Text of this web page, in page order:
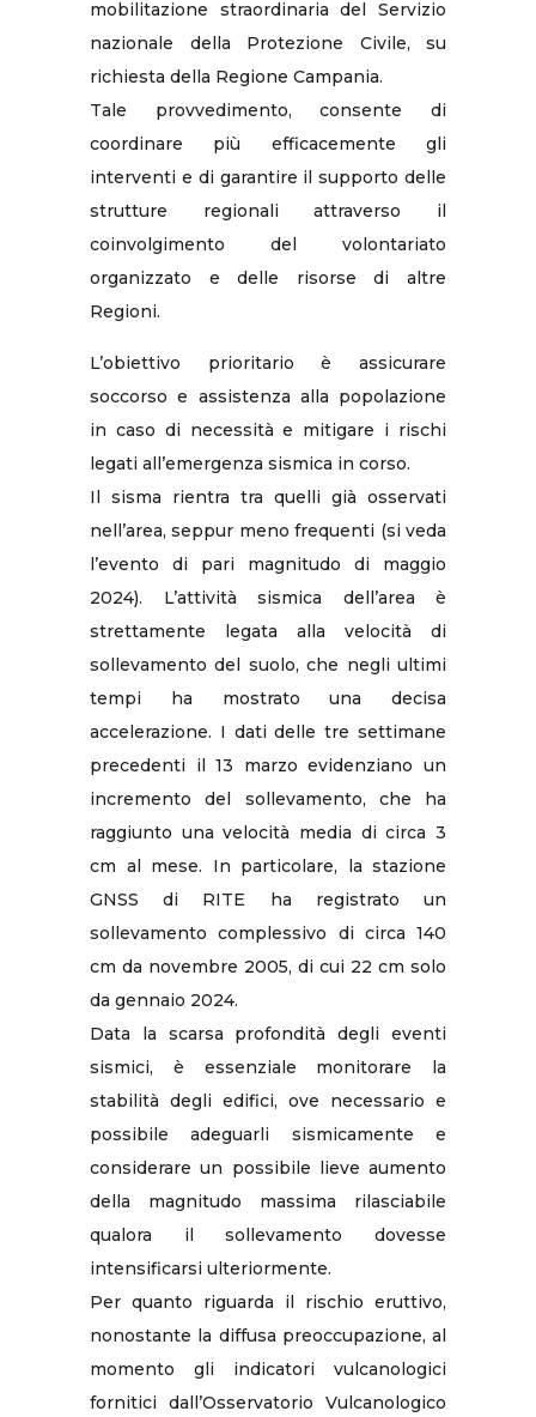
mobilitazione straordinaria del Servizio
nazionale della Protezione Civile, su
richiesta della Regione Campania.
Tale provvedimento, consente di
coordinare più efficacemente gli
interventi e di garantire il supporto delle
strutture regionali attraverso il
coinvolgimento del volontariato
organizzato e delle risorse di altre
Regioni.
L’obiettivo prioritario è assicurare
soccorso e assistenza alla popolazione
in caso di necessità e mitigare i rischi
legati all’emergenza sismica in corso.
Il sisma rientra tra quelli già osservati
nell’area, seppur meno frequenti (si veda
l’evento di pari magnitudo di maggio
2024). L’attività sismica dell’area è
strettamente legata alla velocità di
sollevamento del suolo, che negli ultimi
tempi ha mostrato una decisa
accelerazione. I dati delle tre settimane
precedenti il 13 marzo evidenziano un
incremento del sollevamento, che ha
raggiunto una velocità media di circa 3
cm al mese. In particolare, la stazione
GNSS di RITE ha registrato un
sollevamento complessivo di circa 140
cm da novembre 2005, di cui 22 cm solo
da gennaio 2024.
Data la scarsa profondità degli eventi
sismici, è essenziale monitorare la
stabilità degli edifici, ove necessario e
possibile adeguarli sismicamente e
considerare un possibile lieve aumento
della magnitudo massima rilasciabile
qualora il sollevamento dovesse
intensificarsi ulteriormente.
Per quanto riguarda il rischio eruttivo,
nonostante la diffusa preoccupazione, al
momento gli indicatori vulcanologici
fornitici dall’Osservatorio Vulcanologico